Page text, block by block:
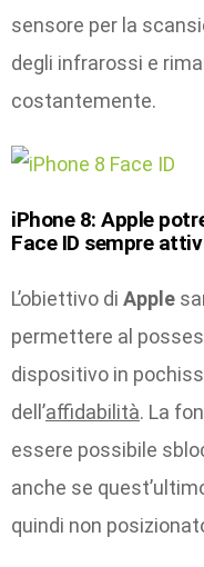
sensore per la
degli infrarossi e
costantemente.
iPhone 8: Apple
Face ID sempre
L’obiettivo di Apple
permettere al
dispositivo in
dell’affidabilità. La
essere possibile
anche se
quindi non